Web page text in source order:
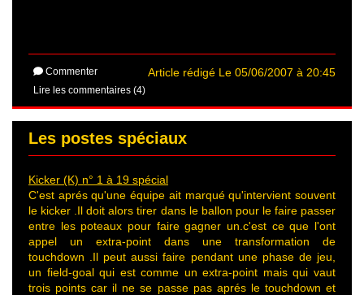
Article rédigé Le 05/06/2007 à 20:45
Commenter
Lire les commentaires (4)
Les postes spéciaux
Kicker (K) n° 1 à 19 spécial
C'est aprés qu'une équipe ait marqué qu'intervient souvent
le kicker .Il doit alors tirer dans le ballon pour le faire passer
entre les poteaux pour faire gagner un.c'est ce que l'ont
appel un extra-point dans une transformation de
touchdown .Il peut aussi faire pendant une phase de jeu,
un field-goal qui est comme un extra-point mais qui vaut
trois points car il ne se passe pas aprés le touchdown et